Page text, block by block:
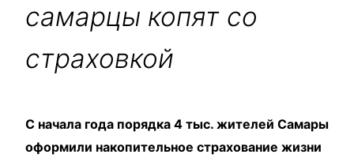
самарцы копят со
страховкой
С начала года порядка 4 тыс. жителей Самары
оформили накопительное страхование жизни